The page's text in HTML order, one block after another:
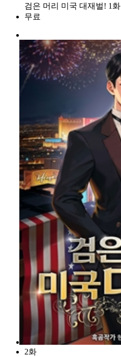
검은 머리 미국 대재벌! 1화
무료
2화